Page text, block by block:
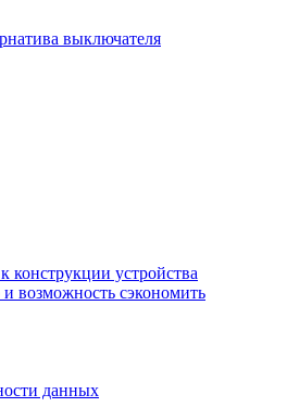
выключателя
устройства
возможность сэкономить
данных